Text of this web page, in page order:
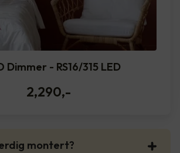
Dimmer - RS16/315 LED
2,290,-
montert?